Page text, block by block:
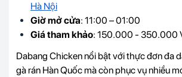
Hà Nội
Giờ mở cửa: 11:00 – 01:00
Giá tham khảo: 150.000 - 350.000
Dabang Chicken nổi bật với thực đơn đa
gà rán Hàn Quốc mà còn phục vụ nhiều